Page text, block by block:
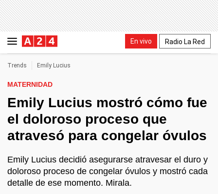
En vivo Radio La Red
Trends Emily Lucius
MATERNIDAD
Emily Lucius mostró cómo fue
el doloroso proceso que
atravesó para congelar óvulos
Emily Lucius decidió asegurarse atravesar el duro y
doloroso proceso de congelar óvulos y mostró cada
detalle de ese momento. Mirala.